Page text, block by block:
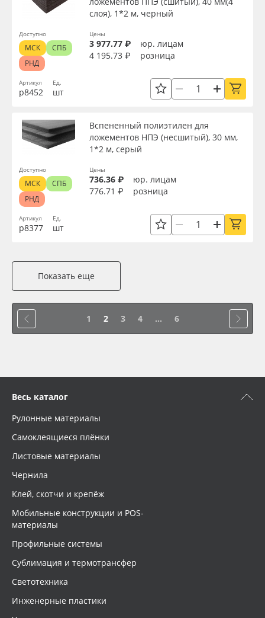
Артикул
р8452
слоя), 1*2 м, черный
Ед.
шт
Цены
3 977.77 ₽
юр. лицам
4 195.73 ₽
розница
Доступно
МСК
СПБ
РНД
Артикул
р8377
Вспененный полиэтилен для
ложементов НПЭ (несшитый), 30 мм,
1*2 м, серый
Ед.
шт
Цены
736.36 ₽
юр. лицам
776.71 ₽
розница
Доступно
МСК
СПБ
РНД
Показать еще
1 2 3 4 ... 6
Весь каталог
Рулонные материалы
Самоклеящиеся плёнки
Листовые материалы
Чернила
Клей, скотчи и крепёж
Мобильные конструкции и POS-
материалы
Профильные системы
Сублимация и термотрансфер
Светотехника
Инженерные пластики